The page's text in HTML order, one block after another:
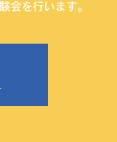
会を行います。